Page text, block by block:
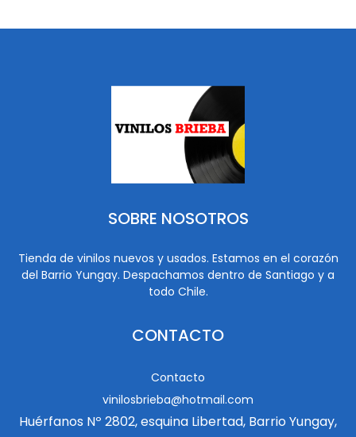
SOBRE NOSOTROS
Tienda de vinilos nuevos y usados. Estamos en el corazón
del Barrio Yungay. Despachamos dentro de Santiago y a
todo Chile.
CONTACTO
Contacto
vinilosbrieba@hotmail.com
Huérfanos Nº 2802, esquina Libertad, Barrio Yungay,